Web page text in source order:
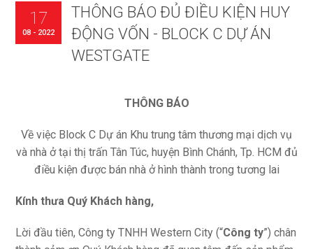
THÔNG BÁO ĐỦ ĐIỀU KIỆN HUY
ĐỘNG VỐN - BLOCK C DỰ ÁN
WESTGATE
17
08 - 2022
THÔNG BÁO
Về việc Block C Dự án Khu trung tâm thương mại dịch vụ
và nhà ở tại thị trấn Tân Túc, huyện Bình Chánh, Tp. HCM đủ
điều kiện được bán nhà ở hình thành trong tương lai
Kính thưa Quý Khách hàng,
Lời đầu tiên, Công ty TNHH Western City (“Công ty”) chân